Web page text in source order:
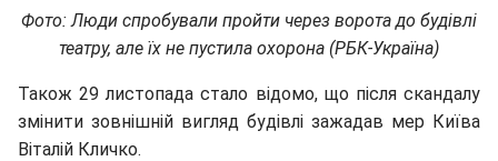
Фото: Люди спробували пройти через ворота до будівлі
театру, але їх не пустила охорона (РБК-Україна)
Також 29 листопада стало відомо, що після скандалу
змінити зовнішній вигляд будівлі зажадав мер Київа
Віталій Кличко.